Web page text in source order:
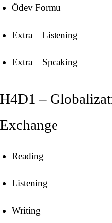
Ödev Formu
Extra – Listening
Extra – Speaking
H4D1 –
Exchange
Reading
Listening
Writing